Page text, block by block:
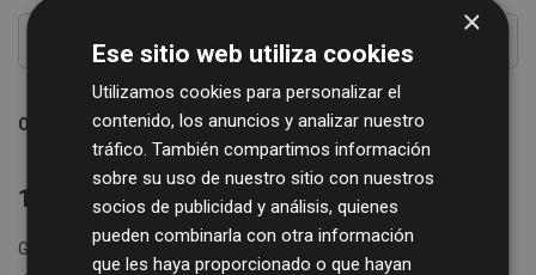
Ordenar por
1 conjunto de datos encontrado
Grupos: Comercio
×
Ese sitio web utiliza cookies
Utilizamos cookies para personalizar el
contenido, los anuncios y analizar nuestro
tráfico. También compartimos información
sobre su uso de nuestro sitio con nuestros
socios de publicidad y análisis, quienes
pueden combinarla con otra información
que les haya proporcionado o que hayan